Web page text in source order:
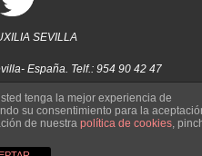
SEVILLA
España. Telf.: 954 90 42 47
Sevilla. Todos los derechos
tenga la mejor experiencia de
su consentimiento para la
de nuestra política de cookies,